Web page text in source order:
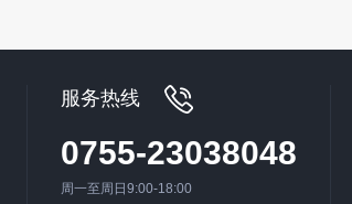
服务热线
0755-23038048
周一至周日9:00-18:00